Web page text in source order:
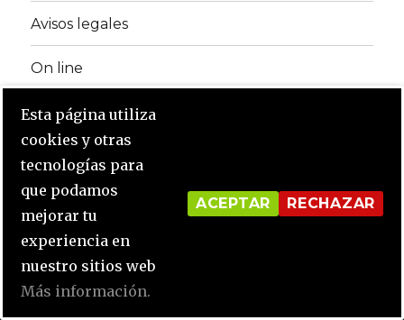
Avisos legales
On line
Facebook
Psicólogo Lugo
Notice
/home/psicol31/public_html/wp-
Esta página utiliza
cookies y otras
tecnologías para
que podamos
mejorar tu
experiencia en
nuestro sitios web
Más información.
ACEPTAR RECHAZAR